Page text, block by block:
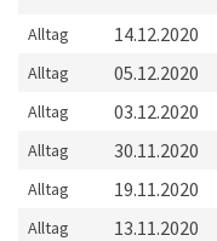
Alltag 14.12.2020
Alltag 05.12.2020
Alltag 03.12.2020
Alltag 30.11.2020
Alltag 19.11.2020
Alltag 13.11.2020